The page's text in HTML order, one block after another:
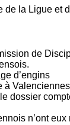
de la Ligue et
de
d’engins
à
dossier
n’ont eux